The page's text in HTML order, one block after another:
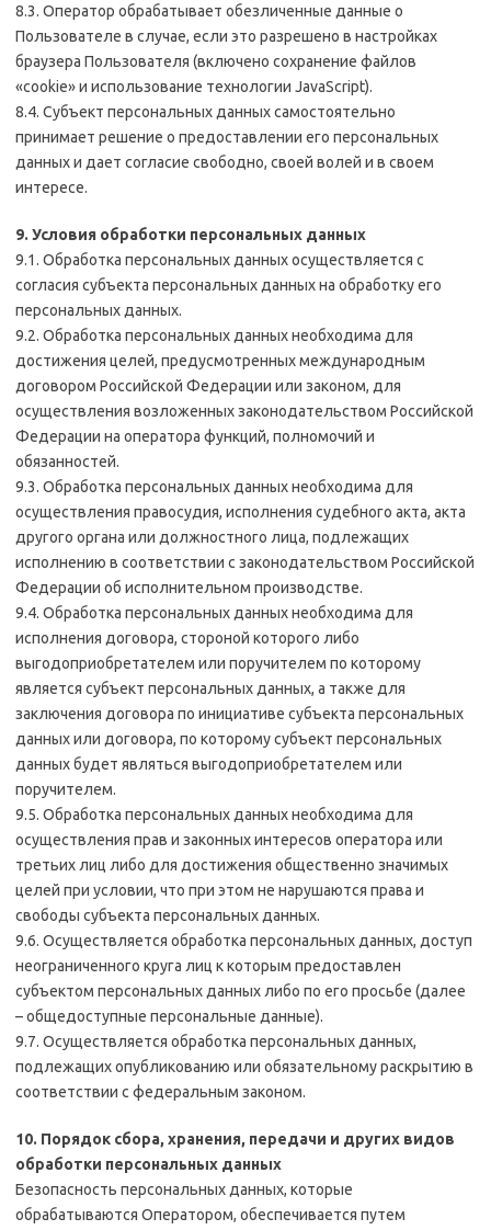
8.3. Оператор обрабатывает обезличенные данные о
Пользователе в случае, если это разрешено в настройках
браузера Пользователя (включено сохранение файлов
«cookie» и использование технологии JavaScript).
8.4. Субъект персональных данных самостоятельно
принимает решение о предоставлении его персональных
данных и дает согласие свободно, своей волей и в своем
интересе.
9. Условия обработки персональных данных
9.1. Обработка персональных данных осуществляется с
согласия субъекта персональных данных на обработку его
персональных данных.
9.2. Обработка персональных данных необходима для
достижения целей, предусмотренных международным
договором Российской Федерации или законом, для
осуществления возложенных законодательством Российской
Федерации на оператора функций, полномочий и
обязанностей.
9.3. Обработка персональных данных необходима для
осуществления правосудия, исполнения судебного акта, акта
другого органа или должностного лица, подлежащих
исполнению в соответствии с законодательством Российской
Федерации об исполнительном производстве.
9.4. Обработка персональных данных необходима для
исполнения договора, стороной которого либо
выгодоприобретателем или поручителем по которому
является субъект персональных данных, а также для
заключения договора по инициативе субъекта персональных
данных или договора, по которому субъект персональных
данных будет являться выгодоприобретателем или
поручителем.
9.5. Обработка персональных данных необходима для
осуществления прав и законных интересов оператора или
третьих лиц либо для достижения общественно значимых
целей при условии, что при этом не нарушаются права и
свободы субъекта персональных данных.
9.6. Осуществляется обработка персональных данных, доступ
неограниченного круга лиц к которым предоставлен
субъектом персональных данных либо по его просьбе (далее
– общедоступные персональные данные).
9.7. Осуществляется обработка персональных данных,
подлежащих опубликованию или обязательному раскрытию в
соответствии с федеральным законом.
10. Порядок сбора, хранения, передачи и других видов
обработки персональных данных
Безопасность персональных данных, которые
обрабатываются Оператором, обеспечивается путем